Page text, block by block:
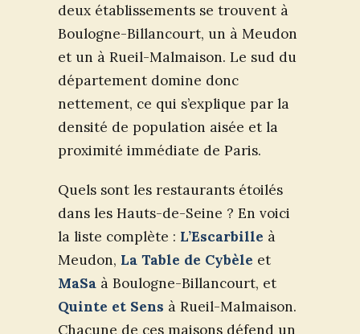
deux établissements se trouvent à
Boulogne-Billancourt, un à Meudon
et un à Rueil-Malmaison. Le sud du
département domine donc
nettement, ce qui s’explique par la
densité de population aisée et la
proximité immédiate de Paris.
Quels sont les restaurants étoilés
dans les Hauts-de-Seine ? En voici
la liste complète : L’Escarbille à
Meudon, La Table de Cybèle et
MaSa à Boulogne-Billancourt, et
Quinte et Sens à Rueil-Malmaison.
Chacune de ces maisons défend un